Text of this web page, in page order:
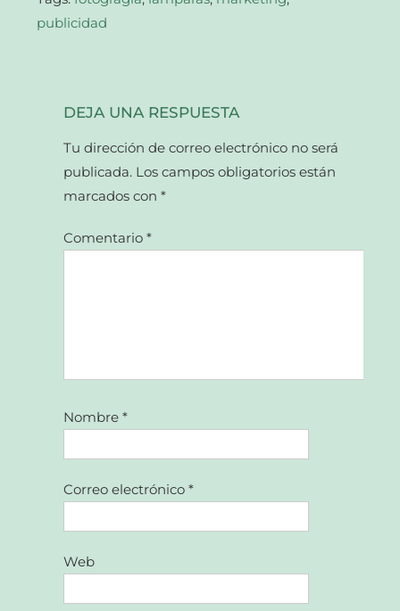
publicidad
DEJA UNA RESPUESTA
Tu dirección de correo electrónico no será
publicada. Los campos obligatorios están
marcados con*
Comentario*
Nombre*
Correo electrónico*
Web